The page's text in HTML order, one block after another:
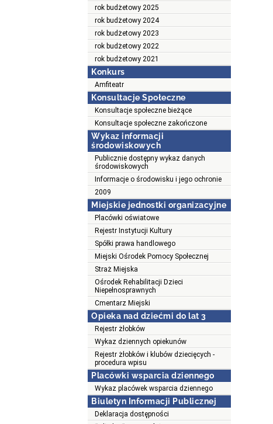
rok budżetowy 2025
rok budżetowy 2024
rok budżetowy 2023
rok budżetowy 2022
rok budżetowy 2021
Konkurs
Amfiteatr
Konsultacje Społeczne
Konsultacje społeczne bieżące
Konsultacje społeczne zakończone
Wykaz informacji
środowiskowych
Publicznie dostępny wykaz danych
środowiskowych
Informacje o środowisku i jego ochronie
2009
Miejskie jednostki organizacyjne
Placówki oświatowe
Rejestr Instytucji Kultury
Spółki prawa handlowego
Miejski Ośrodek Pomocy Społecznej
Straż Miejska
Ośrodek Rehabilitacji Dzieci
Niepełnosprawnych
Cmentarz Miejski
Opieka nad dziećmi do lat 3
Rejestr żłobków
Wykaz dziennych opiekunów
Rejestr żłobków i klubów dziecięcych -
procedura wpisu
Placówki wsparcia dziennego
Wykaz placówek wsparcia dziennego
Biuletyn Informacji Publicznej
Deklaracja dostępności